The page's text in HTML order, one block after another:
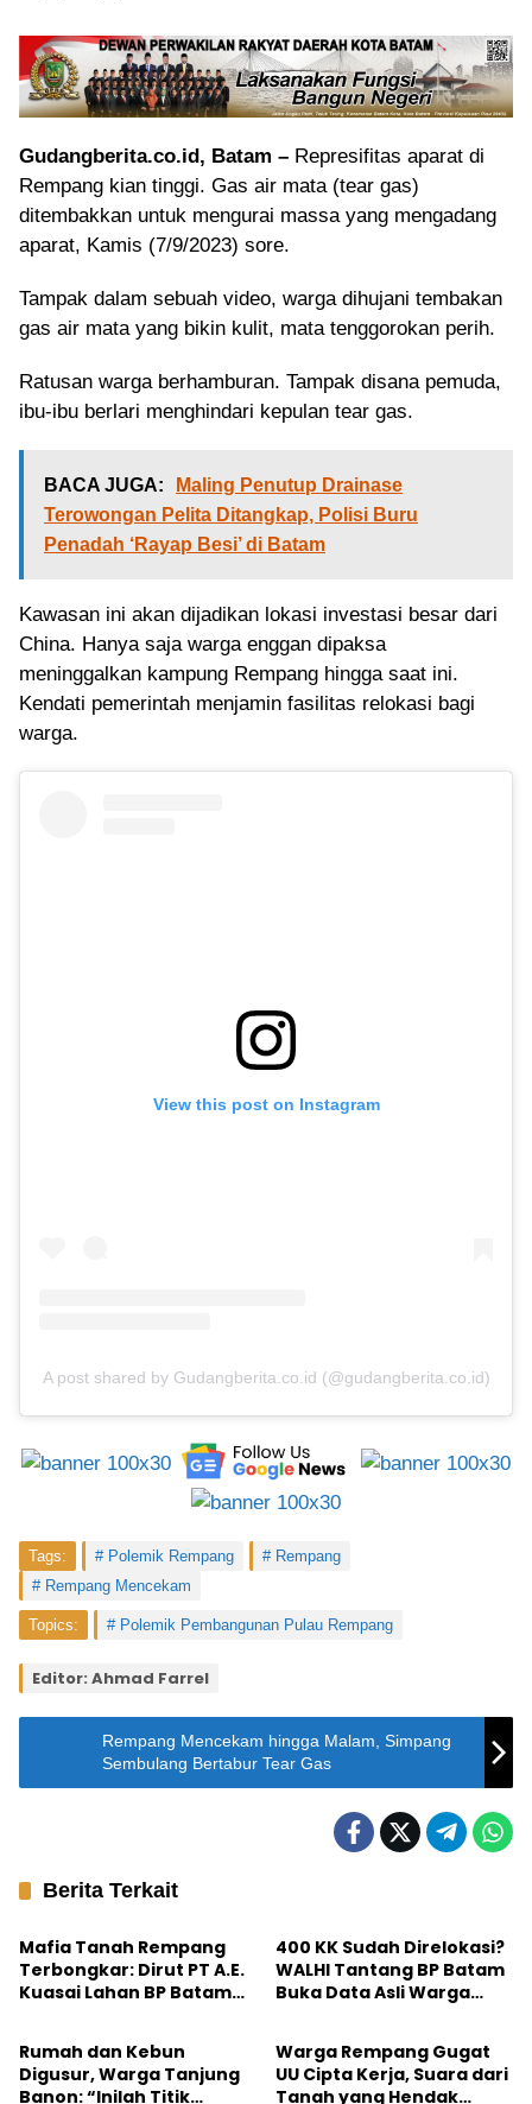
Gudangberita.co.id, Batam – Represifitas aparat di
Rempang kian tinggi. Gas air mata (tear gas)
ditembakkan untuk mengurai massa yang mengadang
aparat, Kamis (7/9/2023) sore.
Tampak dalam sebuah video, warga dihujani tembakan
gas air mata yang bikin kulit, mata tenggorokan perih.
Ratusan warga berhamburan. Tampak disana pemuda,
ibu-ibu berlari menghindari kepulan tear gas.
BACA JUGA:
Maling Penutup Drainase
Terowongan Pelita Ditangkap, Polisi Buru
Penadah ‘Rayap Besi’ di Batam
Kawasan ini akan dijadikan lokasi investasi besar dari
China. Hanya saja warga enggan dipaksa
meninggalkan kampung Rempang hingga saat ini.
Kendati pemerintah menjamin fasilitas relokasi bagi
warga.
View this post on Instagram
A post shared by Gudangberita.co.id (@gudangberita.co.id)
Tags: Polemik Rempang
Rempang
Rempang Mencekam
Topics: Polemik Pembangunan Pulau Rempang
Editor: Ahmad Farrel
Rempang Mencekam hingga Malam, Simpang
Sembulang Bertabur Tear Gas
Berita Terkait
Batam
Mafia Tanah Rempang
Terbongkar: Dirut PT A.E.
Kuasai Lahan BP Batam
400 KK Sudah Direlokasi?
WALHI Tantang BP Batam
Buka Data Asli Warga
Batam
Rumah dan Kebun
Digusur, Warga Tanjung
Banon: “Inilah Titik
Batam
Warga Rempang Gugat
UU Cipta Kerja, Suara dari
Tanah yang Hendak